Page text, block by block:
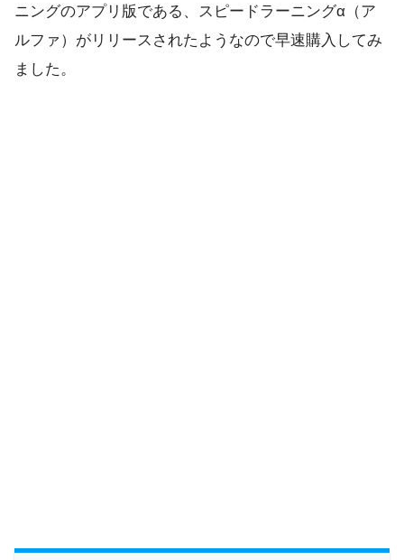
ニングのアプリ版である、スピードラーニングα（ア
ルファ）がリリースされたようなので早速購入してみ
ました。